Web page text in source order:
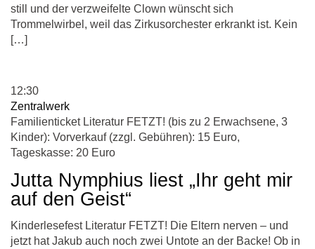
still und der verzweifelte Clown wünscht sich
Trommelwirbel, weil das Zirkusorchester erkrankt ist. Kein
[…]
12:30
Zentralwerk
Familienticket Literatur FETZT! (bis zu 2 Erwachsene, 3
Kinder): Vorverkauf (zzgl. Gebühren): 15 Euro,
Tageskasse: 20 Euro
Jutta Nymphius liest „Ihr geht mir
auf den Geist“
Kinderlesefest Literatur FETZT! Die Eltern nerven – und
jetzt hat Jakub auch noch zwei Untote an der Backe! Ob in